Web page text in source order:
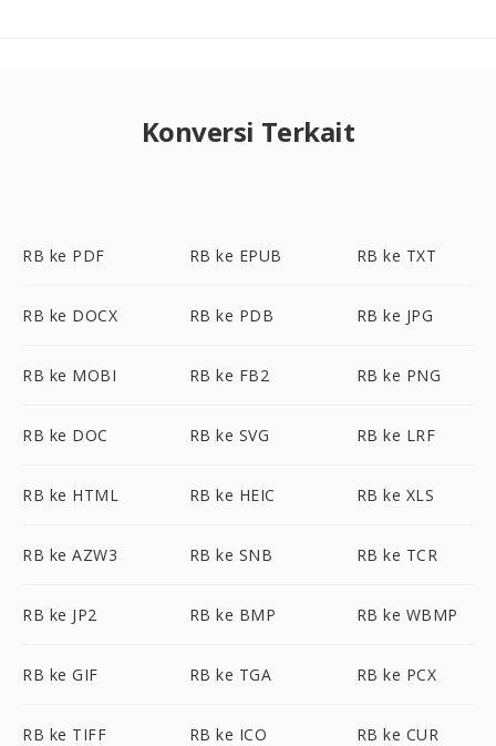
Konversi Terkait
RB ke PDF RB ke EPUB RB ke TXT
RB ke DOCX RB ke PDB RB ke JPG
RB ke MOBI RB ke FB2 RB ke PNG
RB ke DOC RB ke SVG RB ke LRF
RB ke HTML RB ke HEIC RB ke XLS
RB ke AZW3 RB ke SNB RB ke TCR
RB ke JP2 RB ke BMP RB ke WBMP
RB ke GIF RB ke TGA RB ke PCX
RB ke TIFF RB ke ICO RB ke CUR